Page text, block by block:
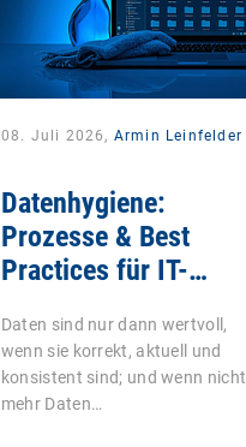
08. Juli 2026, Armin Leinfelder
Datenhygiene:
Prozesse & Best
Practices für IT-
Daten sind nur dann wertvoll,
wenn sie korrekt, aktuell und
konsistent sind; und wenn nicht
mehr Daten…